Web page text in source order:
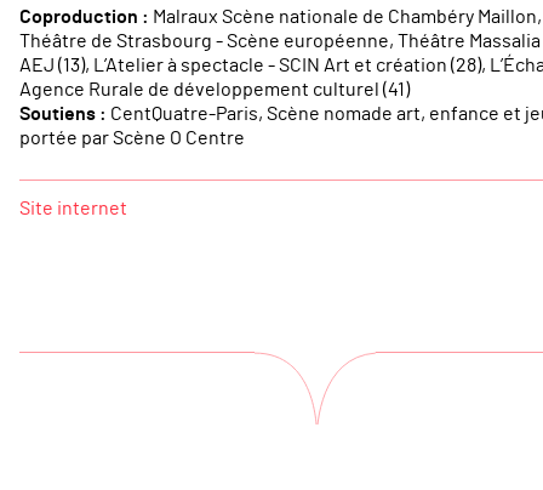
Coproduction : Malraux Scène nationale de Chambéry Maillon,
Théâtre de Strasbourg - Scène européenne, Théâtre Massalia
AEJ (13), L’Atelier à spectacle - SCIN Art et création (28),
Agence Rurale de développement culturel (41)
Soutiens : CentQuatre-Paris, Scène nomade art, enfance et
portée par Scène O Centre
Site internet